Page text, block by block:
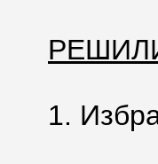
1.